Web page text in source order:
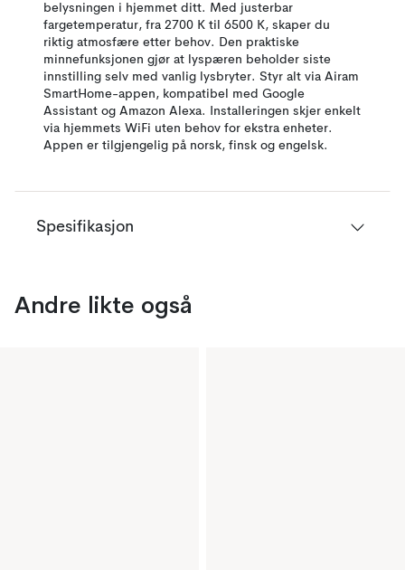
belysningen i hjemmet ditt. Med justerbar
fargetemperatur, fra 2700 K til 6500 K, skaper du
riktig atmosfære etter behov. Den praktiske
minnefunksjonen gjør at lyspæren beholder siste
innstilling selv med vanlig lysbryter. Styr alt via Airam
SmartHome-appen, kompatibel med Google
Assistant og Amazon Alexa. Installeringen skjer enkelt
via hjemmets WiFi uten behov for ekstra enheter.
Appen er tilgjengelig på norsk, finsk og engelsk.
Spesifikasjon
Andre likte også